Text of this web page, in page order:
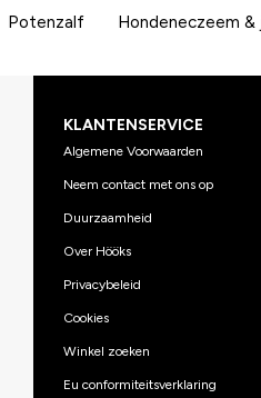
bij honden en snel verlichting
Potenzalf Hondeneczeem &
KLANTENSERVICE
Algemene Voorwaarden
Neem contact met ons op
Duurzaamheid
Over Hööks
Privacybeleid
Cookies
Winkel zoeken
Eu conformiteitsverklaring